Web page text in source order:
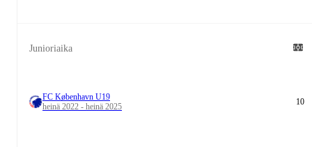
Junioriaika
FC København U19
heinä 2022 - heinä 2025
10